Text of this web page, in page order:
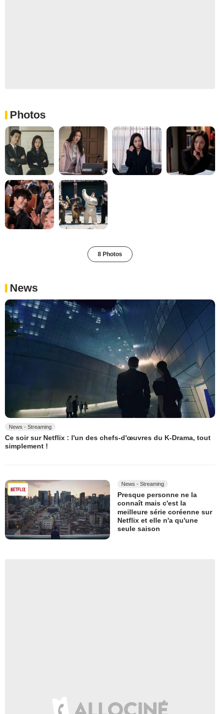
Photos
8 Photos
News
News - Streaming
Ce soir sur Netflix : l'un des chefs-d'œuvres du K-Drama, tout
simplement !
News - Streaming
Presque personne ne la
connaît mais c'est la
meilleure série coréenne sur
Netflix et elle n'a qu'une
seule saison